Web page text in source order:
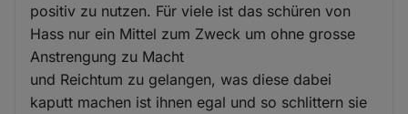
positiv zu nutzen. Für viele ist das schüren von
Hass nur ein Mittel zum Zweck um ohne grosse
Anstrengung zu Macht
und Reichtum zu gelangen, was diese dabei
kaputt machen ist ihnen egal und so schlittern sie